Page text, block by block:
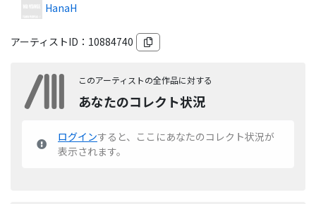
HanaH
アーティストID： 10884740
このアーティストの全作品に対する
あなたのコレクト状況
ログインすると、ここにあなたのコレクト状況が
表示されます。